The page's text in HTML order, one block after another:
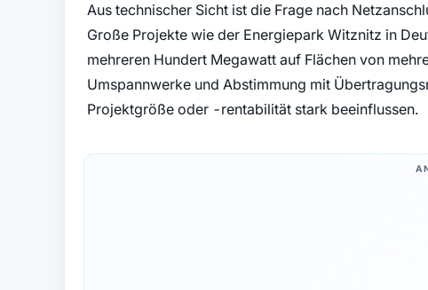
Aus technischer Sicht ist die Frage nach
Große Projekte wie der Energiepark Witznitz in
mehreren Hundert Megawatt auf Flächen von
Umspannwerke und Abstimmung mit
Projektgröße oder -rentabilität stark beeinflussen.